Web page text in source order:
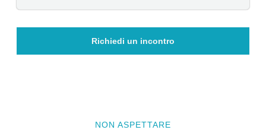
Richiedi un incontro
NON ASPETTARE